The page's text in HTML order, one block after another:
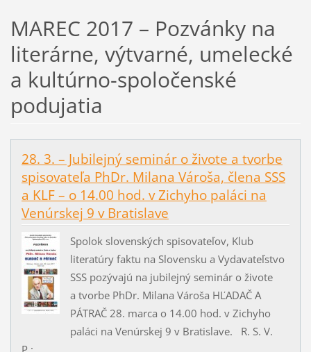
MAREC 2017 – Pozvánky na
literárne, výtvarné, umelecké
a kultúrno-spoločenské
podujatia
28. 3. – Jubilejný seminár o živote a tvorbe
spisovateľa PhDr. Milana Vároša, člena SSS
a KLF – o 14.00 hod. v Zichyho paláci na
Venúrskej 9 v Bratislave
Spolok slovenských spisovateľov, Klub
literatúry faktu na Slovensku a Vydavateľstvo
SSS pozývajú na jubilejný seminár o živote
a tvorbe PhDr. Milana Vároša HĽADAČ A
PÁTRAČ 28. marca o 14.00 hod. v Zichyho
paláci na Venúrskej 9 v Bratislave. R. S. V.